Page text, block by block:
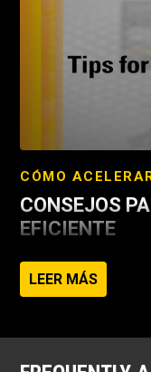
CÓMO
CONSEJOS
EFICIENTE
Evite introducir la
un pedido
LEER MÁS